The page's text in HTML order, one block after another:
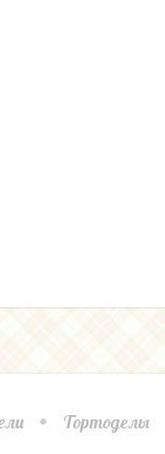
Тортоделы